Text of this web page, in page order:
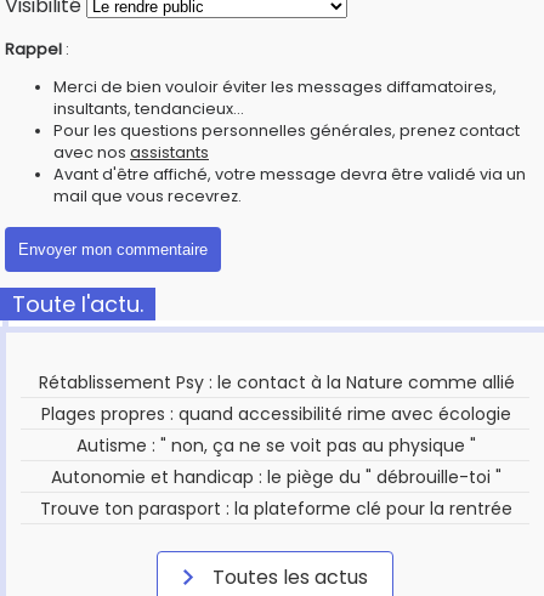
Rappel :
Merci de bien vouloir éviter les messages diffamatoires,
insultants, tendancieux...
Pour les questions personnelles générales, prenez contact
avec nos assistants
Avant d'être affiché, votre message devra être validé via un
mail que vous recevrez.
Toute l'actu.
Rétablissement Psy : le contact à la Nature comme allié
Plages propres : quand accessibilité rime avec écologie
Autisme : " non, ça ne se voit pas au physique "
Autonomie et handicap : le piège du " débrouille-toi "
Trouve ton parasport : la plateforme clé pour la rentrée
Toutes les actus